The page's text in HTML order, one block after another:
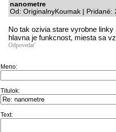
nanometre
Od: OriginalnyKoumak | Pridané:
No tak ozivia stare vyrobne
hlavna je funkcnost, miesta sa
Odpovedať
Meno:
Titulok:
Text: